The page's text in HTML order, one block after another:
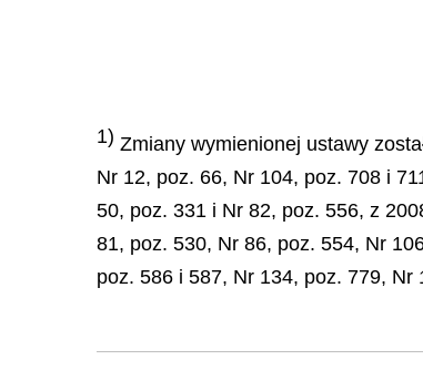
1) Zmiany wymienionej ustawy
Nr 12, poz. 66, Nr 104, poz. 708 i
50, poz. 331 i Nr 82, poz. 556, z
81, poz. 530, Nr 86, poz. 554, Nr
poz. 586 i 587, Nr 134, poz. 779,